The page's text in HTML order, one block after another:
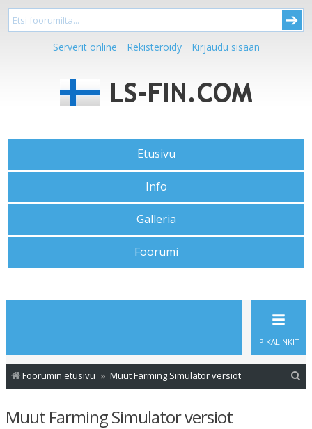
Serverit online Rekisteröidy Kirjaudu sisään
Etusivu
Info
Galleria
Foorumi
PIKALINKIT
Foorumin etusivu Muut Farming Simulator versiot
Muut Farming Simulator versiot